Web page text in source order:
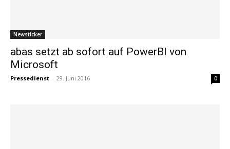
Newsticker
abas setzt ab sofort auf PowerBI von
Microsoft
Pressedienst - 29. Juni 2016 0